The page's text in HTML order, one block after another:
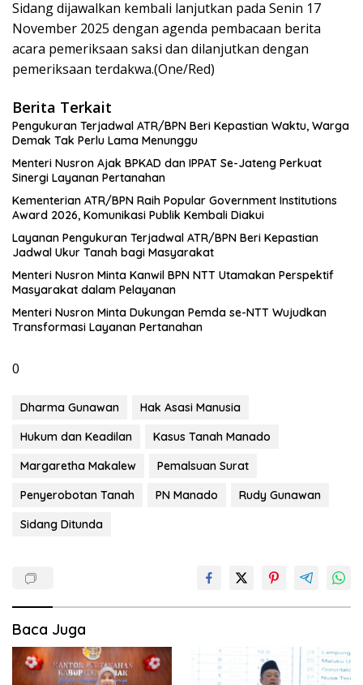
Sidang dijawalkan kembali lanjutkan pada Senin 17
November 2025 dengan agenda pembacaan berita
acara pemeriksaan saksi dan dilanjutkan dengan
pemeriksaan terdakwa.(One/Red)
Berita Terkait
Pengukuran Terjadwal ATR/BPN Beri Kepastian Waktu, Warga
Demak Tak Perlu Lama Menunggu
Menteri Nusron Ajak BPKAD dan IPPAT Se-Jateng Perkuat
Sinergi Layanan Pertanahan
Kementerian ATR/BPN Raih Popular Government Institutions
Award 2026, Komunikasi Publik Kembali Diakui
Layanan Pengukuran Terjadwal ATR/BPN Beri Kepastian
Jadwal Ukur Tanah bagi Masyarakat
Menteri Nusron Minta Kanwil BPN NTT Utamakan Perspektif
Masyarakat dalam Pelayanan
Menteri Nusron Minta Dukungan Pemda se-NTT Wujudkan
Transformasi Layanan Pertanahan
0
Dharma Gunawan
Hak Asasi Manusia
Hukum dan Keadilan
Kasus Tanah Manado
Margaretha Makalew
Pemalsuan Surat
Penyerobotan Tanah
PN Manado
Rudy Gunawan
Sidang Ditunda
Baca Juga